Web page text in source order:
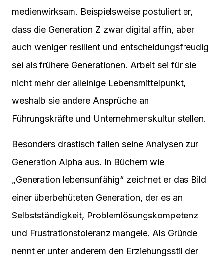
medienwirksam. Beispielsweise postuliert er,
dass die Generation Z zwar digital affin, aber
auch weniger resilient und entscheidungsfreudig
sei als frühere Generationen. Arbeit sei für sie
nicht mehr der alleinige Lebensmittelpunkt,
weshalb sie andere Ansprüche an
Führungskräfte und Unternehmenskultur stellen.
Besonders drastisch fallen seine Analysen zur
Generation Alpha aus. In Büchern wie
„Generation lebensunfähig“ zeichnet er das Bild
einer überbehüteten Generation, der es an
Selbstständigkeit, Problemlösungskompetenz
und Frustrationstoleranz mangele. Als Gründe
nennt er unter anderem den Erziehungsstil der